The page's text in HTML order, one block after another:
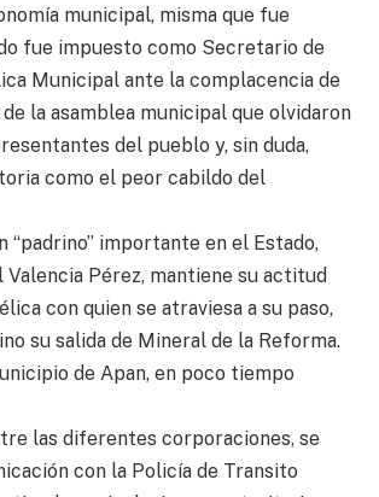
municipal, misma que fue
fue impuesto como Secretario de
Municipal ante la complacencia de
la asamblea municipal que olvidaron
del pueblo y, sin duda,
como el peor cabildo del
“padrino” importante en el Estado,
Valencia Pérez, mantiene su actitud
con quien se atraviesa a su paso,
su salida de Mineral de la Reforma.
de Apan, en poco tiempo
las diferentes corporaciones, se
con la Policía de Transito